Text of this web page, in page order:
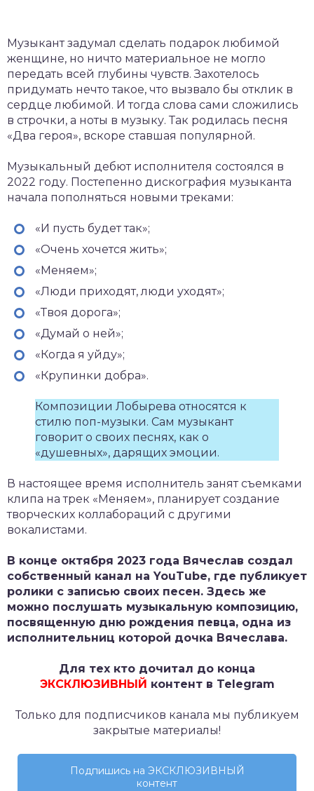
Музыкант задумал сделать подарок любимой
женщине, но ничто материальное не могло
передать всей глубины чувств. Захотелось
придумать нечто такое, что вызвало бы отклик в
сердце любимой. И тогда слова сами сложились
в строчки, а ноты в музыку. Так родилась песня
«Два героя», вскоре ставшая популярной.
Музыкальный дебют исполнителя состоялся в
2022 году. Постепенно дискография музыканта
начала пополняться новыми треками:
«И пусть будет так»;
«Очень хочется жить»;
«Меняем»;
«Люди приходят, люди уходят»;
«Твоя дорога»;
«Думай о ней»;
«Когда я уйду»;
«Крупинки добра».
Композиции Лобырева относятся к
стилю поп-музыки. Сам музыкант
говорит о своих песнях, как о
«душевных», дарящих эмоции.
В настоящее время исполнитель занят съемками
клипа на трек «Меняем», планирует создание
творческих коллабораций с другими
вокалистами.
В конце октября 2023 года Вячеслав создал
собственный канал на YouTube, где публикует
ролики с записью своих песен. Здесь же
можно послушать музыкальную композицию,
посвященную дню рождения певца, одна из
исполнительниц которой дочка Вячеслава.
Для тех кто дочитал до конца
ЭКСКЛЮЗИВНЫЙ контент в Telegram
Только для подписчиков канала мы публикуем
закрытые материалы!
Подпишись на ЭКСКЛЮЗИВНЫЙ
контент